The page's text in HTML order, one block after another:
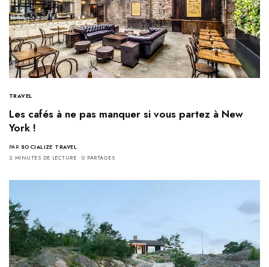
TRAVEL
Les cafés à ne pas manquer si vous partez à New
York !
PAR SOCIALIZE TRAVEL
2 MINUTES DE LECTURE
0 PARTAGES